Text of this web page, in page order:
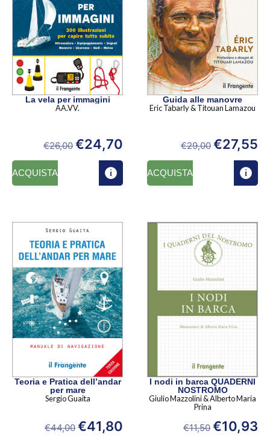
La vela per immagini
AA.VV.
€26,00 €24,70
ACQUISTA
Guida alle manovre
Eric Tabarly & Titouan Lamazou
€29,00 €27,55
ACQUISTA
Teoria e Pratica dell’andar
per mare
Sergio Guaita
€44,00 €41,80
I nodi in barca QUADERNI
NOSTROMO
Giulio Mazzolini & Alberto Maria
Prina
€11,50 €10,93